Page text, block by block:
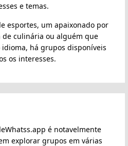
e temas.
esportes, um apaixonado por
culinária ou alguém que
há grupos disponíveis
os interesses.
é notavelmente
explorar grupos em várias